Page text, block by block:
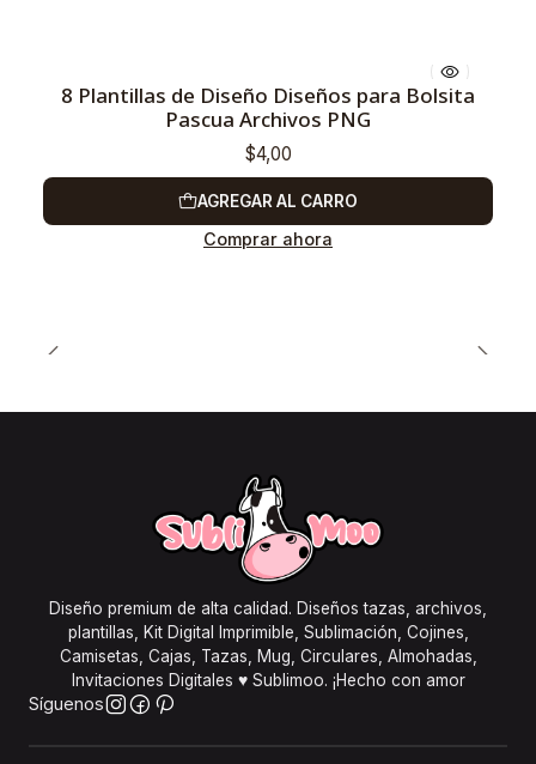
8 Plantillas de Diseño Diseños para Bolsita
Pascua Archivos PNG
$4,00
AGREGAR AL CARRO
Comprar ahora
Diseño premium de alta calidad. Diseños tazas, archivos,
plantillas, Kit Digital Imprimible, Sublimación, Cojines,
Camisetas, Cajas, Tazas, Mug, Circulares, Almohadas,
Invitaciones Digitales ♥ Sublimoo. ¡Hecho con amor
Síguenos